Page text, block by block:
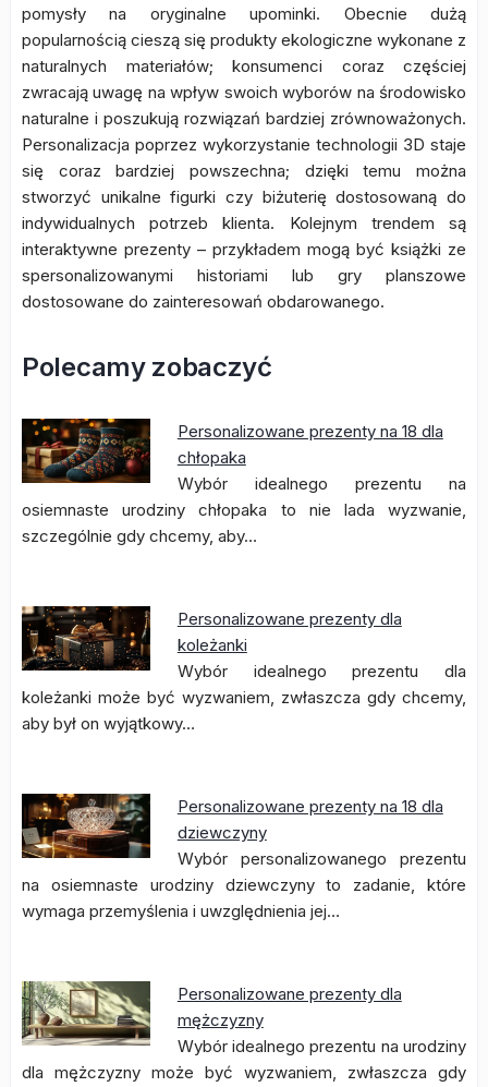
pomysły na oryginalne upominki. Obecnie dużą
popularnością cieszą się produkty ekologiczne wykonane z
naturalnych materiałów; konsumenci coraz częściej
zwracają uwagę na wpływ swoich wyborów na środowisko
naturalne i poszukują rozwiązań bardziej zrównoważonych.
Personalizacja poprzez wykorzystanie technologii 3D staje
się coraz bardziej powszechna; dzięki temu można
stworzyć unikalne figurki czy biżuterię dostosowaną do
indywidualnych potrzeb klienta. Kolejnym trendem są
interaktywne prezenty – przykładem mogą być książki ze
spersonalizowanymi historiami lub gry planszowe
dostosowane do zainteresowań obdarowanego.
Polecamy zobaczyć
Personalizowane prezenty na 18 dla
chłopaka
Wybór idealnego prezentu na
osiemnaste urodziny chłopaka to nie lada wyzwanie,
szczególnie gdy chcemy, aby…
Personalizowane prezenty dla
koleżanki
Wybór idealnego prezentu dla
koleżanki może być wyzwaniem, zwłaszcza gdy chcemy,
aby był on wyjątkowy…
Personalizowane prezenty na 18 dla
dziewczyny
Wybór personalizowanego prezentu
na osiemnaste urodziny dziewczyny to zadanie, które
wymaga przemyślenia i uwzględnienia jej…
Personalizowane prezenty dla
mężczyzny
Wybór idealnego prezentu na urodziny
dla mężczyzny może być wyzwaniem, zwłaszcza gdy